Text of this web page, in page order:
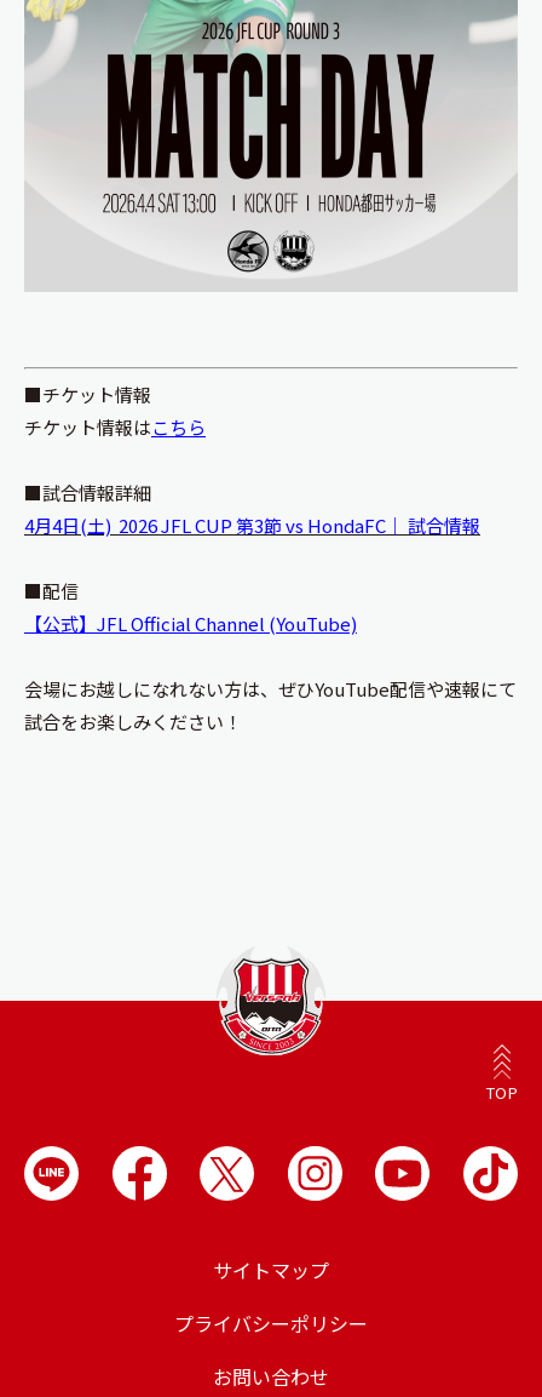
■チケット情報
チケット情報はこちら
■試合情報詳細
4月4日(土) 2026 JFL CUP 第3節 vs HondaFC｜ 試合情報
■配信
【公式】JFL Official Channel (YouTube)
会場にお越しになれない方は、ぜひYouTube配信や速報にて
試合をお楽しみください！
TOP
サイトマップ
プライバシーポリシー
お問い合わせ